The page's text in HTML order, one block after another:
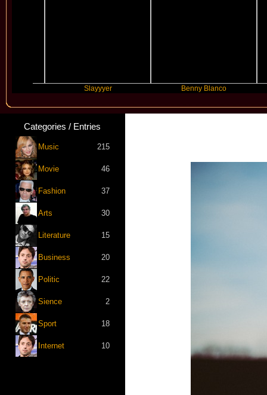
Benny Blanco
Categories / Entries
Music 215
Movie 46
Fashion 37
Arts 30
Literature 15
Business 20
Politic 22
Sience 2
Sport 18
Internet 10